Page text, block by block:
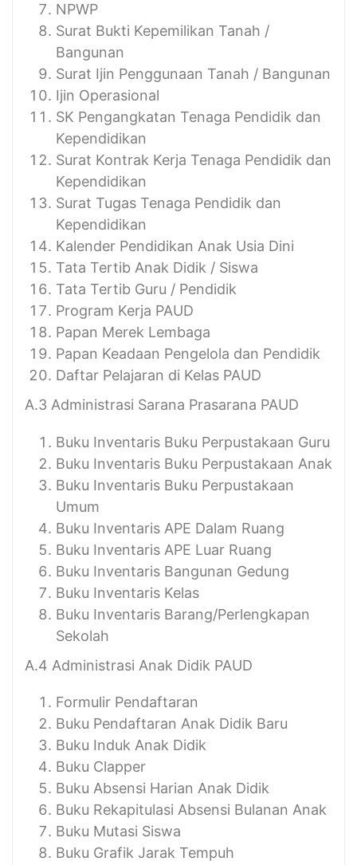
NPWP
Surat Bukti Kepemilikan Tanah /
Bangunan
Surat Ijin Penggunaan Tanah / Bangunan
Ijin Operasional
SK Pengangkatan Tenaga Pendidik dan
Kependidikan
Surat Kontrak Kerja Tenaga Pendidik dan
Kependidikan
Surat Tugas Tenaga Pendidik dan
Kependidikan
Kalender Pendidikan Anak Usia Dini
Tata Tertib Anak Didik / Siswa
Tata Tertib Guru / Pendidik
Program Kerja PAUD
Papan Merek Lembaga
Papan Keadaan Pengelola dan Pendidik
Daftar Pelajaran di Kelas PAUD
A.3 Administrasi Sarana Prasarana PAUD
Buku Inventaris Buku Perpustakaan Guru
Buku Inventaris Buku Perpustakaan Anak
Buku Inventaris Buku Perpustakaan
Umum
Buku Inventaris APE Dalam Ruang
Buku Inventaris APE Luar Ruang
Buku Inventaris Bangunan Gedung
Buku Inventaris Kelas
Buku Inventaris Barang/Perlengkapan
Sekolah
A.4 Administrasi Anak Didik PAUD
Formulir Pendaftaran
Buku Pendaftaran Anak Didik Baru
Buku Induk Anak Didik
Buku Clapper
Buku Absensi Harian Anak Didik
Buku Rekapitulasi Absensi Bulanan Anak
Buku Mutasi Siswa
Buku Grafik Jarak Tempuh